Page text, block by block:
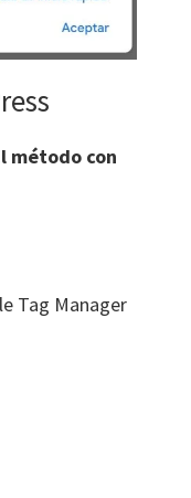
método con
Tag Manager